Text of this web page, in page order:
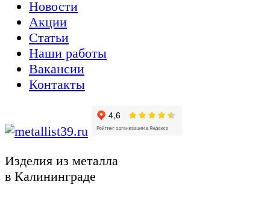
Новости
Акции
Статьи
Наши работы
Вакансии
Контакты
Изделия из металла
в Калининграде